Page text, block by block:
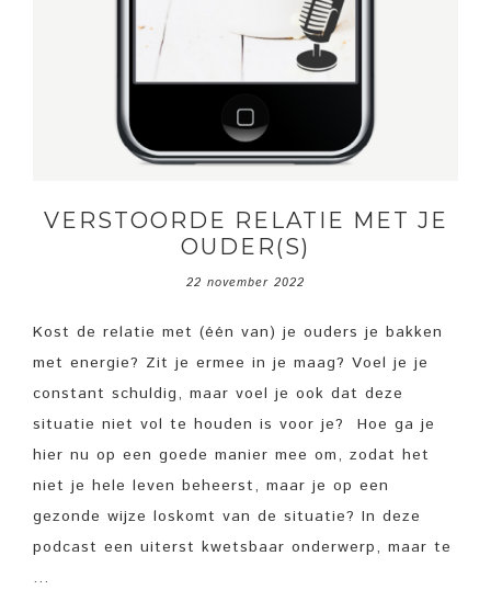
VERSTOORDE RELATIE MET JE
OUDER(S)
22 november 2022
Kost de relatie met (één van) je ouders je bakken
met energie? Zit je ermee in je maag? Voel je je
constant schuldig, maar voel je ook dat deze
situatie niet vol te houden is voor je? Hoe ga je
hier nu op een goede manier mee om, zodat het
niet je hele leven beheerst, maar je op een
gezonde wijze loskomt van de situatie? In deze
podcast een uiterst kwetsbaar onderwerp, maar te
...